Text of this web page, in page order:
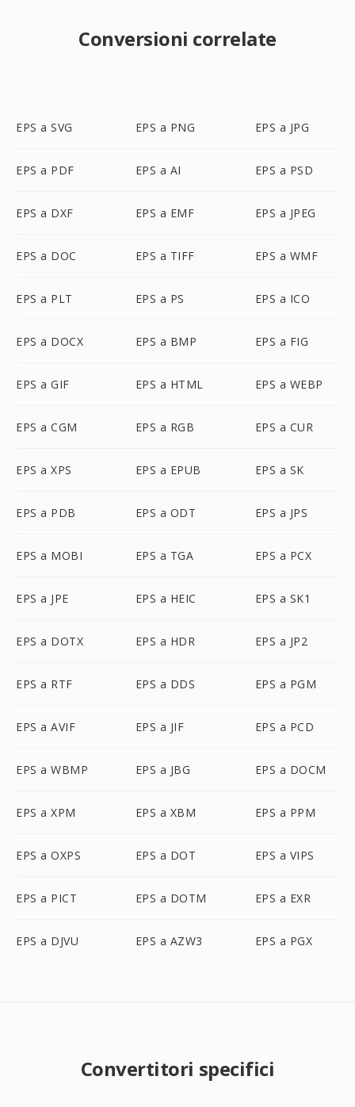
Conversioni correlate
EPS a SVG EPS a PNG EPS a JPG
EPS a PDF EPS a AI EPS a PSD
EPS a DXF EPS a EMF EPS a JPEG
EPS a DOC EPS a TIFF EPS a WMF
EPS a PLT EPS a PS EPS a ICO
EPS a DOCX EPS a BMP EPS a FIG
EPS a GIF EPS a HTML EPS a WEBP
EPS a CGM EPS a RGB EPS a CUR
EPS a XPS EPS a EPUB EPS a SK
EPS a PDB EPS a ODT EPS a JPS
EPS a MOBI EPS a TGA EPS a PCX
EPS a JPE EPS a HEIC EPS a SK1
EPS a DOTX EPS a HDR EPS a JP2
EPS a RTF EPS a DDS EPS a PGM
EPS a AVIF EPS a JIF EPS a PCD
EPS a WBMP EPS a JBG EPS a DOCM
EPS a XPM EPS a XBM EPS a PPM
EPS a OXPS EPS a DOT EPS a VIPS
EPS a PICT EPS a DOTM EPS a EXR
EPS a DJVU EPS a AZW3 EPS a PGX
Convertitori specifici